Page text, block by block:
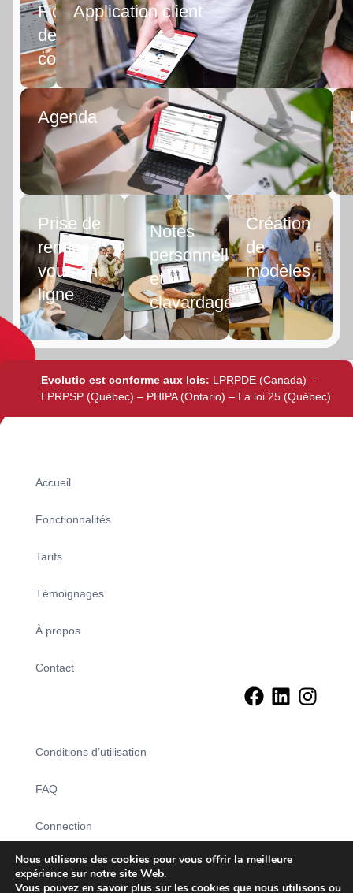
Fiche
de
consultation
Application client
Agenda
Prise de
rendez-
vous en
ligne
Notes
personnelles
et
clavardage
Création
de
modèles
Evolutio est conforme aux lois: LPRPDE (Canada) –
LPRPSP (Québec) – PHIPA (Ontario) – La loi 25 (Québec)
Accueil
Fonctionnalités
Tarifs
Témoignages
À propos
Contact
Conditions d’utilisation
FAQ
Connection
Créez votre compte
Nous utilisons des cookies pour vous offrir la meilleure
expérience sur notre site Web.
Vous pouvez en savoir plus sur les cookies que nous utilisons ou